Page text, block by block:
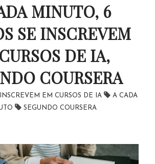
MINUTO, 6
SE INSCREVEM
DE IA,
COURSERA
EM CURSOS DE IA
A CADA
SEGUNDO COURSERA